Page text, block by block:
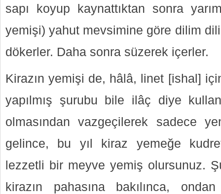
sapı koyup kaynattıktan sonra
yemişi) yahut mevsimine göre dilim
dökerler. Daha sonra süzerek içerler.
Kirazın yemişi de, hâlâ, linet [ishal]
yapılmış şurubu bile ilâç diye
olmasından vazgeçilerek sadece
gelince, bu yıl kiraz yemeğe
lezzetli bir meyve yemiş olursunuz.
kirazın pahasına bakılınca,